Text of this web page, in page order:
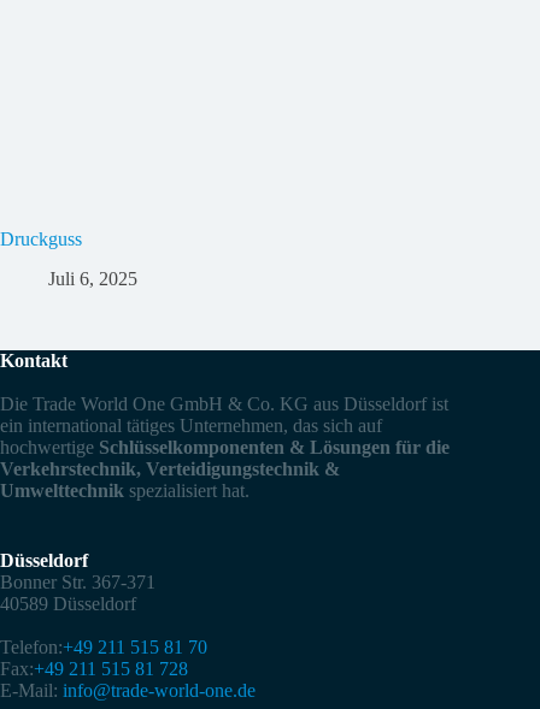
Druckguss
Juli 6, 2025
Kontakt
Die Trade World One GmbH & Co. KG aus Düsseldorf ist
ein international tätiges Unternehmen, das sich auf
hochwertige Schlüsselkomponenten & Lösungen für die
Verkehrstechnik, Verteidigungstechnik &
Umwelttechnik spezialisiert hat.
Düsseldorf
Bonner Str. 367-371
40589 Düsseldorf
Telefon:+49 211 515 81 70
Fax:+49 211 515 81 728
E-Mail: info@trade-world-one.de